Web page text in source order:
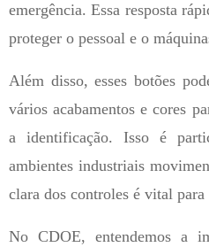
emergência. Essa resposta
proteger o pessoal e o
Além disso, esses botões
vários acabamentos e cores
a identificação. Isso é
ambientes industriais
clara dos controles é vital
No CDOE, entendemos a